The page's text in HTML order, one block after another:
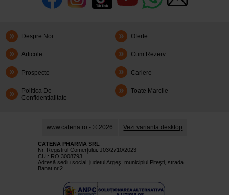
Despre Noi Oferte
Articole Cum Rezerv
Prospecte Cariere
Politica De
Confidentialitate
Toate Marcile
www.catena.ro - © 2026 Vezi varianta desktop
CATENA PHARMA SRL
Nr. Registrul Comerţului: J03/2710/2023
CUI: RO 3008793
Adresă sediu social: judetul Argeş, municipiul Piteşti, strada
Banat nr.2